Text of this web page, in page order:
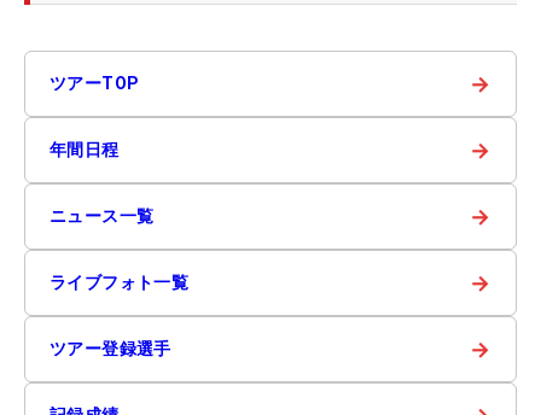
ツアーTOP →
年間日程 →
ニュース一覧 →
ライブフォト一覧 →
ツアー登録選手 →